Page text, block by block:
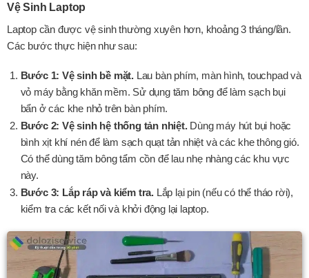
Vệ Sinh Laptop
Laptop cần được vệ sinh thường xuyên hơn, khoảng 3 tháng/lần.
Các bước thực hiện như sau:
Bước 1: Vệ sinh bề mặt.Lau bàn phím, màn hình, touchpad và
vỏ máy bằng khăn mềm. Sử dụng tăm bông để làm sạch bụi
bẩn ở các khe nhỏ trên bàn phím.
Bước 2: Vệ sinh hệ thống tản nhiệt.Dùng máy hút bụi hoặc
bình xịt khí nén để làm sạch quạt tản nhiệt và các khe thông gió.
Có thể dùng tăm bông tẩm cồn để lau nhẹ nhàng các khu vực
này.
Bước 3: Lắp ráp và kiểm tra.Lắp lại pin (nếu có thể tháo rời),
kiểm tra các kết nối và khởi động lại laptop.